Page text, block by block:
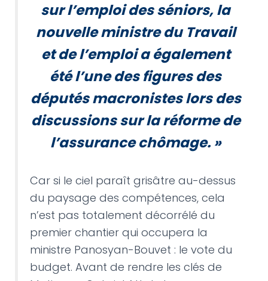
sur l’emploi des séniors, la
nouvelle ministre du Travail
et de l’emploi a également
été l’une des figures des
députés macronistes lors des
discussions sur la réforme de
l’assurance chômage.»
Car si le ciel paraît grisâtre au-dessus
du paysage des compétences, cela
n’est pas totalement décorrélé du
premier chantier qui occupera la
ministre Panosyan-Bouvet : le vote du
budget. Avant de rendre les clés de